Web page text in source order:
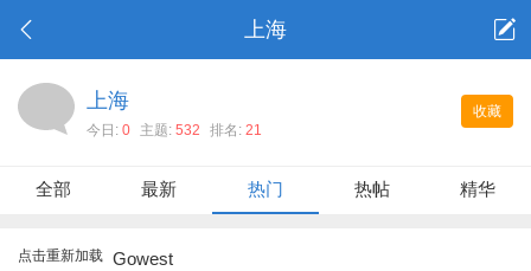
上海
收藏
上海
今日: 0 主题: 532 排名: 21
全部 最新 热门 热帖 精华
点击重新加载 Gowest